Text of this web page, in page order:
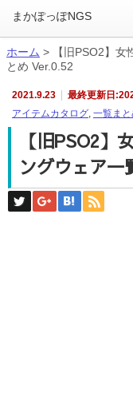
ホーム >
【旧PSO2】
とめ Ver.0.52
2021.9.23
最終更新日
アイテムカタログ, 一覧まと
【旧PSO2】
ングウェア一